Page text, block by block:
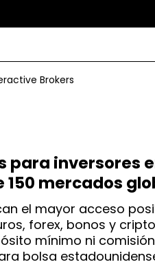
Brokers
para inversores
mercados
el mayor acceso
forex, bonos y
mínimo ni
bolsa